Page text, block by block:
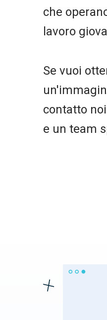
che
lavoro
Se vuoi
contatto
e un team